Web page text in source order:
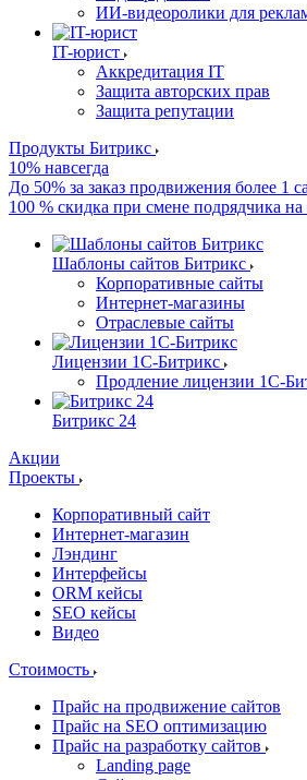
ИИ-видеоролики для
IT-юрист
Аккредитация IT
Защита авторских прав
Защита репутации
Продукты Битрикс
10% навсегда
До 50% за заказ продвижения более 1
100 % скидка при смене подрядчика на
Шаблоны сайтов Битрикс
Корпоративные сайты
Интернет-магазины
Отраслевые сайты
Лицензии 1С-Битрикс
Продление лицензии 1С-
Битрикс 24
Акции
Проекты
Корпоративный сайт
Интернет-магазин
Лэндинг
Интерфейсы
ORM кейсы
SEO кейсы
Видео
Стоимость
Прайс на продвижение сайтов
Прайс на SEO оптимизацию
Прайс на разработку сайтов
Landing page